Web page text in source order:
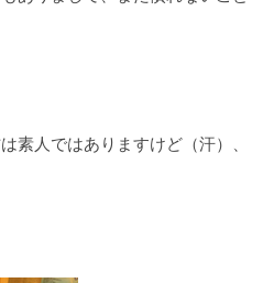
素人ではありますけど（汗）、